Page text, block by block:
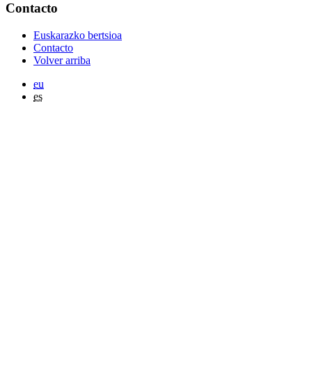
Contacto
Euskarazko bertsioa
Contacto
Volver arriba
eu
es